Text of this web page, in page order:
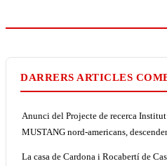
DARRERS ARTICLES
Anunci del Projecte de recerca
MUSTANG nord-americans,
La casa de Cardona i Rocabertí de